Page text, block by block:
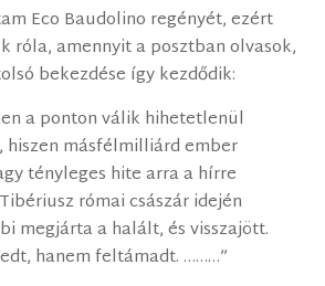
Eco Baudolino regényét, ezért
róla, amennyit a posztban olvasok,
bekezdése így kezdődik:
a ponton válik hihetetlenül
hiszen másfélmilliárd ember
tényleges hite arra a hírre
római császár idején
megjárta a halált, és visszajött.
hanem feltámadt. ………”